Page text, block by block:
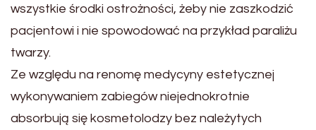
wszystkie środki ostrożności, żeby nie zaszkodzić
pacjentowi i nie spowodować na przykład paraliżu
twarzy.
Ze względu na renomę medycyny estetycznej
wykonywaniem zabiegów niejednokrotnie
absorbują się kosmetolodzy bez należytych